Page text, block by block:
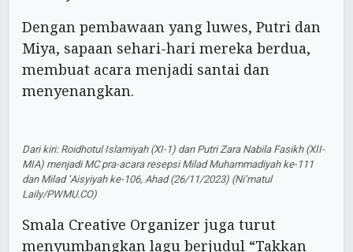
Dengan pembawaan yang luwes, Putri dan
Miya, sapaan sehari-hari mereka berdua,
membuat acara menjadi santai dan
menyenangkan.
Dari kiri: Roidhotul Islamiyah (XI-1) dan Putri Zara Nabila Fasikh (XII-
MIA) menjadi MC pra-acara resepsi Milad Muhammadiyah ke-111
dan Milad ‘Aisyiyah ke-106, Ahad (26/11/2023) (Ni’matul
Laily/PWMU.CO)
Smala Creative Organizer juga turut
menyumbangkan lagu berjudul “Takkan